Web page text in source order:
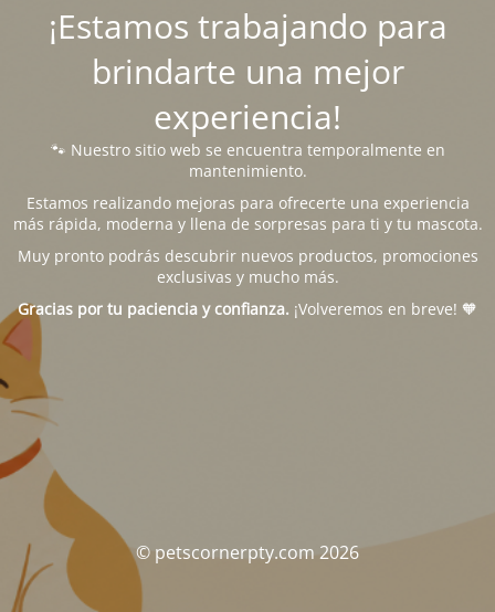
¡Estamos trabajando para
brindarte una mejor
experiencia!
🐾 Nuestro sitio web se encuentra temporalmente en
mantenimiento.
Estamos realizando mejoras para ofrecerte una experiencia
más rápida, moderna y llena de sorpresas para ti y tu mascota.
Muy pronto podrás descubrir nuevos productos, promociones
exclusivas y mucho más.
Gracias por tu paciencia y confianza. ¡Volveremos en breve! 🧡
© petscornerpty.com 2026